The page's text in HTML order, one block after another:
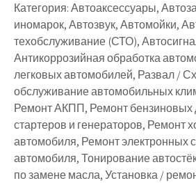
Категория:Автоаксессуары,
иномарок, Автозвук, Автомойки,
техобслуживание (СТО),
Антикоррозийная обработка
легковых автомобилей, Развал /
обслуживание автомобильных
Ремонт АКПП, Ремонт бензиновых
стартеров и генераторов, Ремонт
автомобиля, Ремонт электронных
автомобиля, Тонирование
по замене масла, Установка /